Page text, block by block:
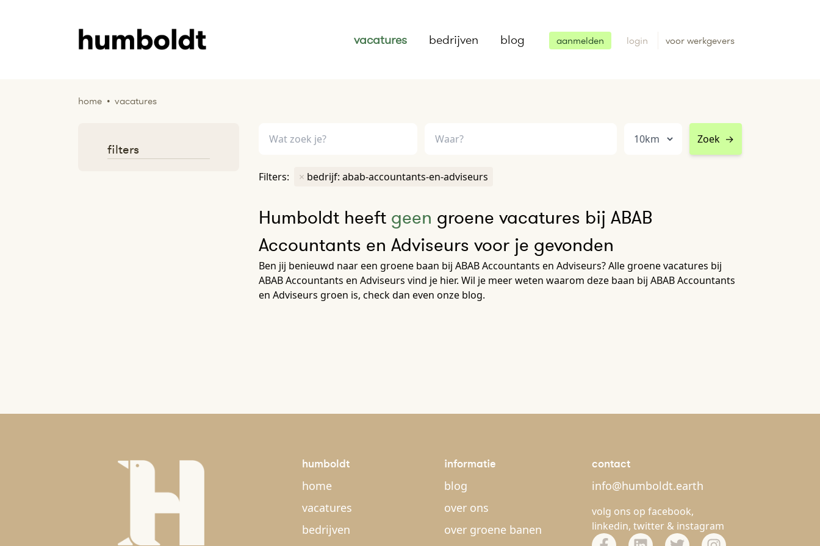
vacatures bedrijven blog aanmelden login voor werkgevers
home • vacatures
Zoek →
Filters: × bedrijf: abab-accountants-en-adviseurs
Humboldt heeft geen groene vacatures bij ABAB
Accountants en Adviseurs voor je gevonden
Ben jij benieuwd naar een groene baan bij ABAB Accountants en Adviseurs? Alle groene vacatures bij
ABAB Accountants en Adviseurs vind je hier. Wil je meer weten waarom deze baan bij ABAB Accountants
en Adviseurs groen is, check dan even onze blog.
filters
humboldt
home
vacatures
bedrijven
informatie
blog
over ons
over groene banen
contact
info@humboldt.earth
volg ons op facebook,
linkedin, twitter & instagram